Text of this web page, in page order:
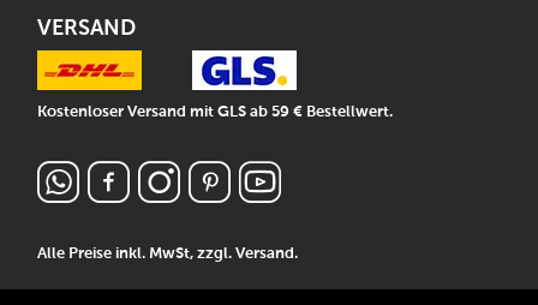
Alle Preise inkl. MwSt, zzgl.Versand.
VERSAND
Kostenloser Versand mit GLS ab 59 € Bestellwert.